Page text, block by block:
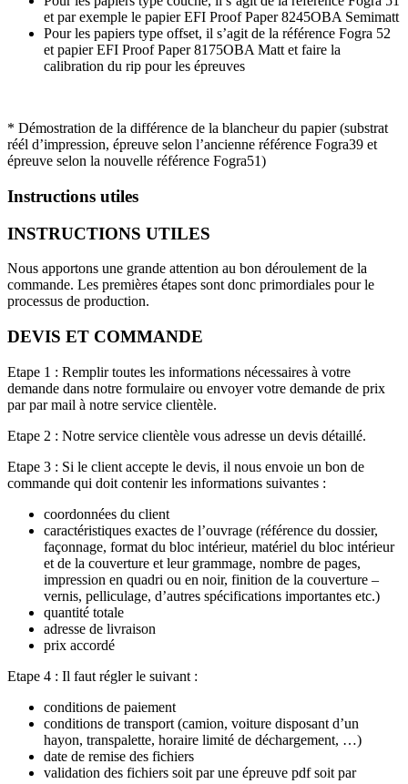
et par exemple le papier EFI Proof Paper 8245OBA Semimatt
Pour les papiers type offset, il s’agit de la référence Fogra 52
et papier EFI Proof Paper 8175OBA Matt et faire la
calibration du rip pour les épreuves
* Démostration de la différence de la blancheur du papier (substrat
réél d’impression, épreuve selon l’ancienne référence Fogra39 et
épreuve selon la nouvelle référence Fogra51)
Instructions utiles
INSTRUCTIONS UTILES
Nous apportons une grande attention au bon déroulement de la
commande. Les premières étapes sont donc primordiales pour le
processus de production.
DEVIS ET COMMANDE
Etape 1 : Remplir toutes les informations nécessaires à votre
demande dans notre formulaire ou envoyer votre demande de prix
par par mail à notre service clientèle.
Etape 2 : Notre service clientèle vous adresse un devis détaillé.
Etape 3 : Si le client accepte le devis, il nous envoie un bon de
commande qui doit contenir les informations suivantes :
coordonnées du client
caractéristiques exactes de l’ouvrage (référence du dossier,
façonnage, format du bloc intérieur, matériel du bloc intérieur
et de la couverture et leur grammage, nombre de pages,
impression en quadri ou en noir, finition de la couverture –
vernis, pelliculage, d’autres spécifications importantes etc.)
quantité totale
adresse de livraison
prix accordé
Etape 4 : Il faut régler le suivant :
conditions de paiement
conditions de transport (camion, voiture disposant d’un
hayon, transpalette, horaire limité de déchargement, …)
date de remise des fichiers
validation des fichiers soit par une épreuve pdf soit par